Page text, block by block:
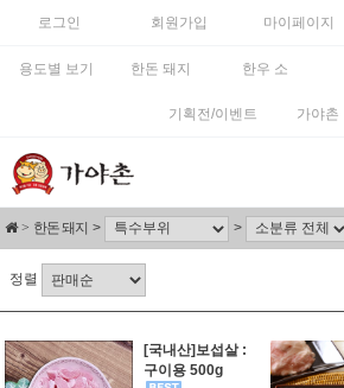
로그인 회원가입 마이페이지
용도별 보기 한돈 돼지 한우 소
기획전/이벤트 가야촌
한돈 돼지
정렬
[국내산]보섭살 :
구이용 500g